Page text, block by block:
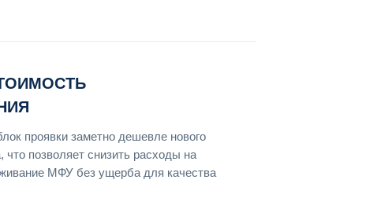
проявки заметно дешевле нового
что позволяет снизить расходы на
МФУ без ущерба для качества